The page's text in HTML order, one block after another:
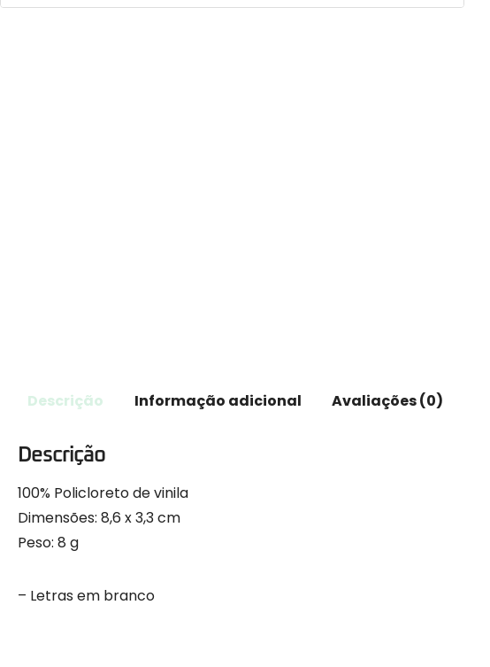
Descrição Informação adicional Avaliações (0)
Descrição
100% Policloreto de vinila
Dimensões: 8,6 x 3,3 cm
Peso: 8 g
– Letras em branco